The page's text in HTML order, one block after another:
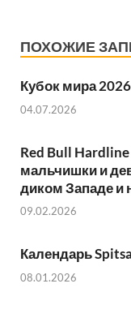
ПОХОЖИЕ
Кубок мира
04.07.2026
Red Bull
мальчишки и
диком Западе и
09.02.2026
Календарь
08.01.2026